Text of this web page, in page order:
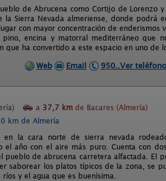
de Abrucena como Cortijo de Lorenzo
Sierra Nevada almeriense, donde podrá
con mayor concentración de enderismos
encina y matorral mediterráneo que
que ha convertido a este espacio en uno de
Web
Email 950..Ver
a 37,7 km de Bacares (Almería)
km de Almería
en la cara norte de sierra nevada
el año con el aire más puro. Cuenta con
de abrucena carretera alfactada. El
saborear los platos típicos de la zona, se
y el agua que es buenísima.